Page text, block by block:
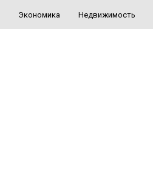
Экономика Недвижимость